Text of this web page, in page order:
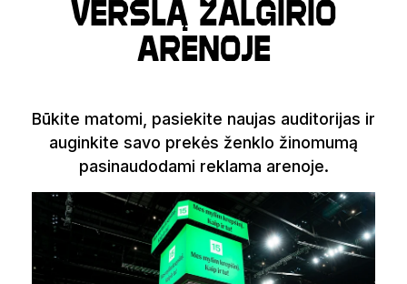
verslą Žalgirio
arenoje
Būkite matomi, pasiekite naujas auditorijas ir
auginkite savo prekės ženklo žinomumą
pasinaudodami reklama arenoje.